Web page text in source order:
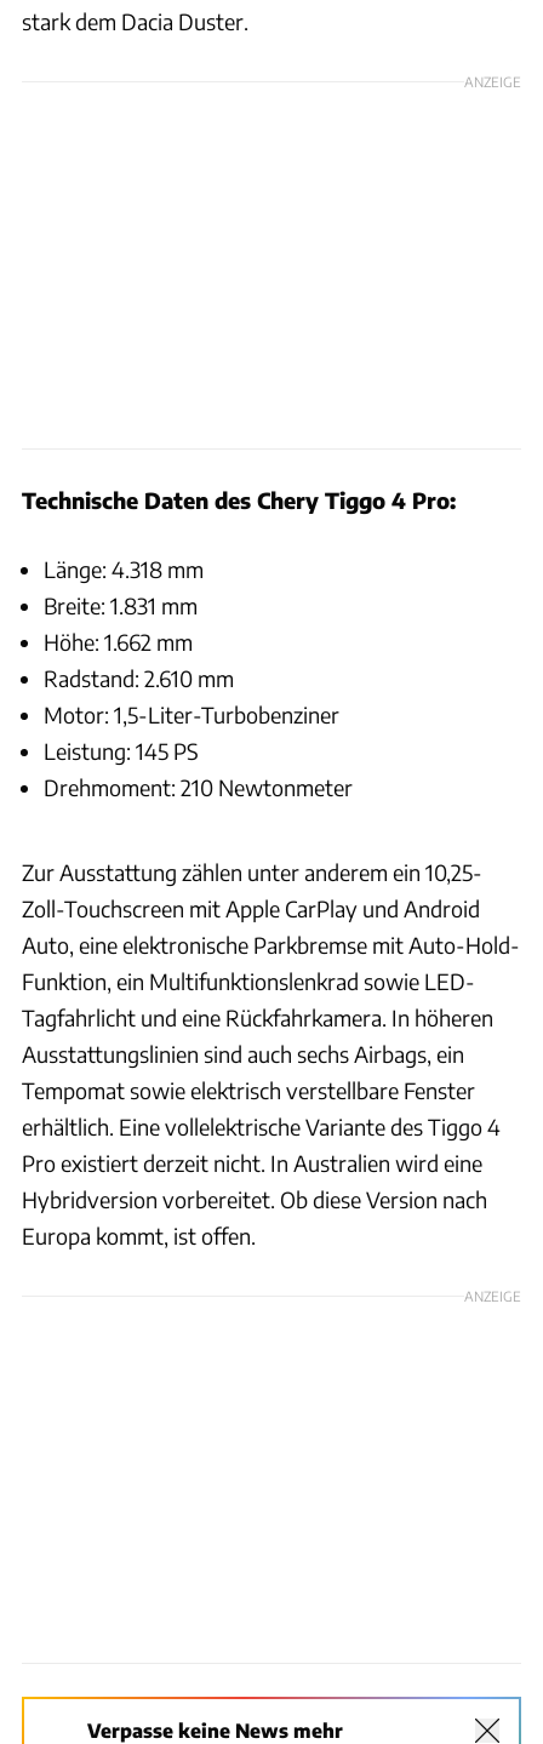
stark dem Dacia Duster.
ANZEIGE
Technische Daten des Chery Tiggo 4 Pro:
Länge: 4.318 mm
Breite: 1.831 mm
Höhe: 1.662 mm
Radstand: 2.610 mm
Motor: 1,5-Liter-Turbobenziner
Leistung: 145 PS
Drehmoment: 210 Newtonmeter
Zur Ausstattung zählen unter anderem ein 10,25-
Zoll-Touchscreen mit Apple CarPlay und Android
Auto, eine elektronische Parkbremse mit Auto-Hold-
Funktion, ein Multifunktionslenkrad sowie LED-
Tagfahrlicht und eine Rückfahrkamera. In höheren
Ausstattungslinien sind auch sechs Airbags, ein
Tempomat sowie elektrisch verstellbare Fenster
erhältlich. Eine vollelektrische Variante des Tiggo 4
Pro existiert derzeit nicht. In Australien wird eine
Hybridversion vorbereitet. Ob diese Version nach
Europa kommt, ist offen.
ANZEIGE
Verpasse keine News mehr